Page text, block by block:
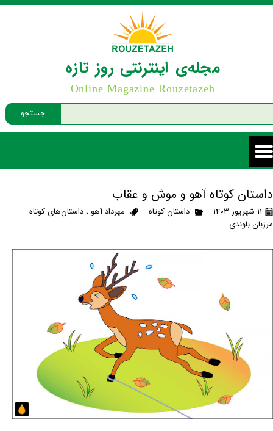
جستجو
مجله‌ی اینترنتی روز تازه
Online Magazine Rouzetazeh
داستان کوتاه آهو و موش و عقاب
۱۱ شهریور ۱۴۰۳ داستان کوتاه مهرداد آهو ، داستان‌های کوتاه
مرزبان باوندی